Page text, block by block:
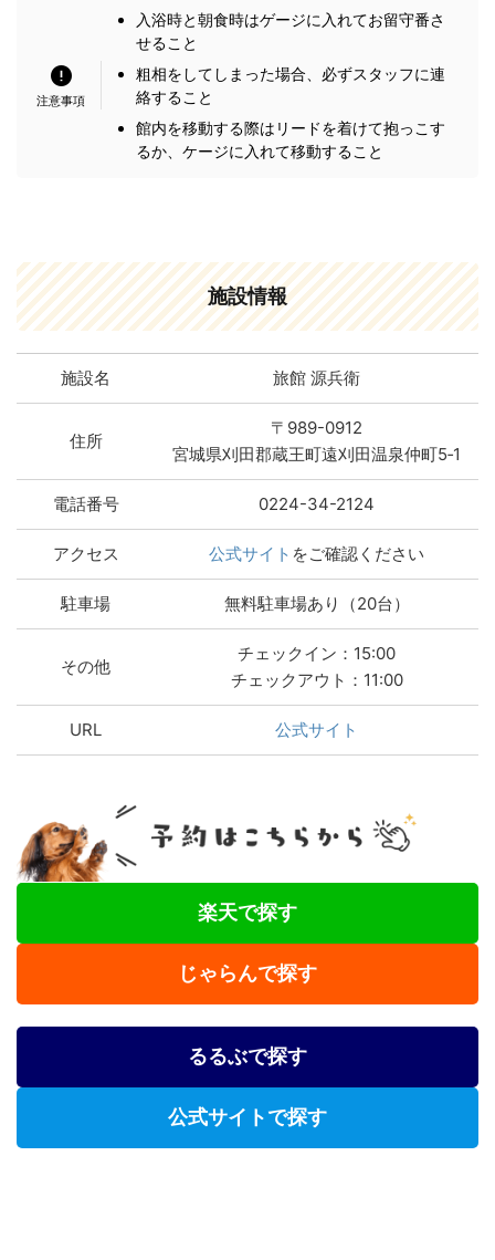
入浴時と朝食時はゲージに入れてお留守番さ
せること
粗相をしてしまった場合、必ずスタッフに連
絡すること
館内を移動する際はリードを着けて抱っこす
るか、ケージに入れて移動すること
施設情報
施設名 旅館 源兵衛
住所
〒989-0912
宮城県刈田郡蔵王町遠刈田温泉仲町5‐1
電話番号 0224-34-2124
アクセス 公式サイト をご確認ください
駐車場 無料駐車場あり（20台）
その他
チェックイン：15:00
チェックアウト：11:00
URL 公式サイト
楽天で探す
じゃらんで探す
るるぶで探す
公式サイトで探す